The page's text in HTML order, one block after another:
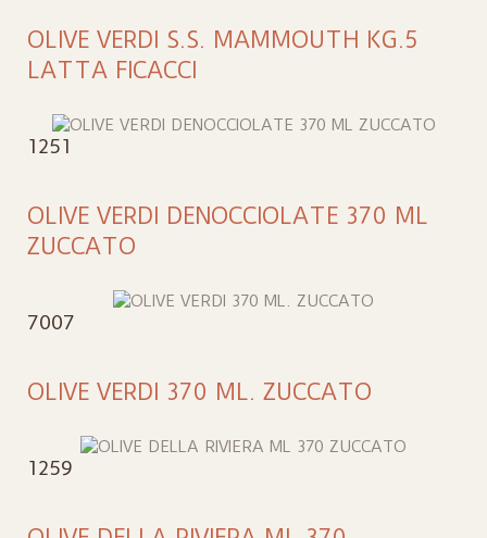
OLIVE VERDI S.S. MAMMOUTH KG.5
LATTA FICACCI
1251
OLIVE VERDI DENOCCIOLATE 370 ML
ZUCCATO
7007
OLIVE VERDI 370 ML. ZUCCATO
1259